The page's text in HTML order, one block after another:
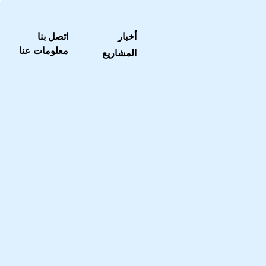
أخبار
المشاريع
اتصل بنا
معلومات عنا